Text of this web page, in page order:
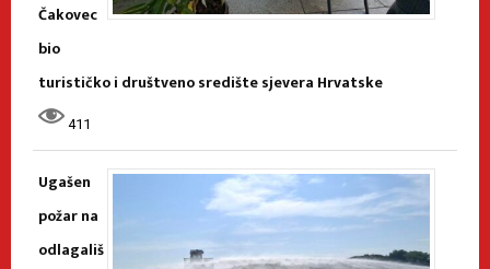
Čakovec
bio
turističko i društveno središte sjevera Hrvatske
411
Ugašen
požar na
odlagališ